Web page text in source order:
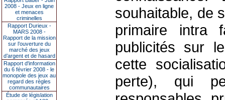
2008 - Jeux en ligne
et menaces
criminelles
Rapport Durieux -
MARS 2008 -
Rapport de la mission
sur l’ouverture du
marché des jeux
d’argent et de hasard
Rapport d'information
du 6 février 2008 - le
monopole des jeux au
regard des règles
communautaires
Étude de législation
souhaitable, de
primaire intra
publicités sur
cette
perte), qui